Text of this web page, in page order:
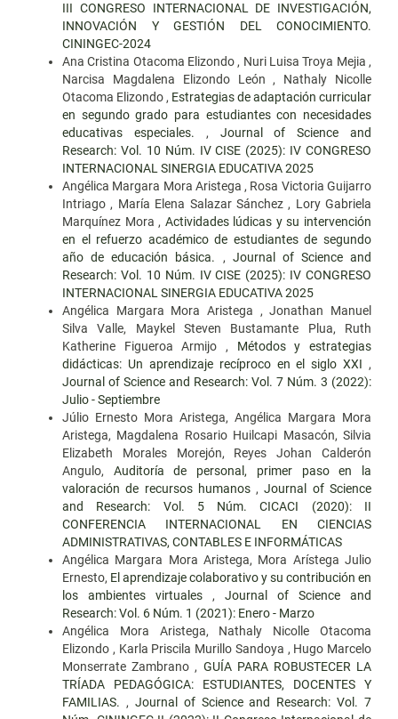
III CONGRESO INTERNACIONAL DE INVESTIGACIÓN,
INNOVACIÓN Y GESTIÓN DEL CONOCIMIENTO.
CININGEC-2024
Ana Cristina Otacoma Elizondo , Nuri Luisa Troya Mejia ,
Narcisa Magdalena Elizondo León , Nathaly Nicolle
Otacoma Elizondo , Estrategias de adaptación curricular
en segundo grado para estudiantes con necesidades
educativas especiales. , Journal of Science and
Research: Vol. 10 Núm. IV CISE (2025): IV CONGRESO
INTERNACIONAL SINERGIA EDUCATIVA 2025
Angélica Margara Mora Aristega , Rosa Victoria Guijarro
Intriago , María Elena Salazar Sánchez , Lory Gabriela
Marquínez Mora , Actividades lúdicas y su intervención
en el refuerzo académico de estudiantes de segundo
año de educación básica. , Journal of Science and
Research: Vol. 10 Núm. IV CISE (2025): IV CONGRESO
INTERNACIONAL SINERGIA EDUCATIVA 2025
Angélica Margara Mora Aristega , Jonathan Manuel
Silva Valle, Maykel Steven Bustamante Plua, Ruth
Katherine Figueroa Armijo , Métodos y estrategias
didácticas: Un aprendizaje recíproco en el siglo XXI ,
Journal of Science and Research: Vol. 7 Núm. 3 (2022):
Julio - Septiembre
Júlio Ernesto Mora Aristega, Angélica Margara Mora
Aristega, Magdalena Rosario Huilcapi Masacón, Silvia
Elizabeth Morales Morejón, Reyes Johan Calderón
Angulo, Auditoría de personal, primer paso en la
valoración de recursos humanos,Journal of Science
and Research: Vol. 5 Núm. CICACI (2020): II
CONFERENCIA INTERNACIONAL EN CIENCIAS
ADMINISTRATIVAS, CONTABLES E INFORMÁTICAS
Angélica Margara Mora Aristega, Mora Arístega Julio
Ernesto, El aprendizaje colaborativo y su contribución en
los ambientes virtuales , Journal of Science and
Research: Vol. 6 Núm. 1 (2021): Enero - Marzo
Angélica Mora Aristega, Nathaly Nicolle Otacoma
Elizondo , Karla Priscila Murillo Sandoya , Hugo Marcelo
Monserrate Zambrano , GUÍA PARA ROBUSTECER LA
TRÍADA PEDAGÓGICA: ESTUDIANTES, DOCENTES Y
FAMILIAS. , Journal of Science and Research: Vol. 7